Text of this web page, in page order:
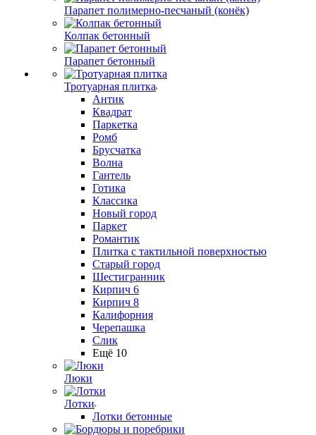
Парапет полимерно-песчаный (конёк)
Колпак бетонный
Парапет бетонный
Тротуарная плитка
Антик
Квадрат
Паркетка
Ромб
Брусчатка
Волна
Гантель
Готика
Классика
Новый город
Паркет
Романтик
Плитка с тактильной поверхностью
Старый город
Шестигранник
Кирпич 6
Кирпич 8
Калифорния
Черепашка
Слик
Ещё 10
Люки
Лотки
Лотки бетонные